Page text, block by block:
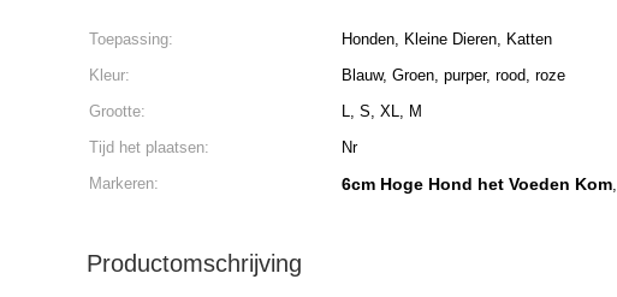
Toepassing:
Honden, Kleine Dieren, Katten
Kleur:
Blauw, Groen, purper, rood, roze
Grootte:
L, S, XL, M
Tijd het plaatsen:
Nr
Markeren:
6cm Hoge Hond het Voeden Kom,
Productomschrijving